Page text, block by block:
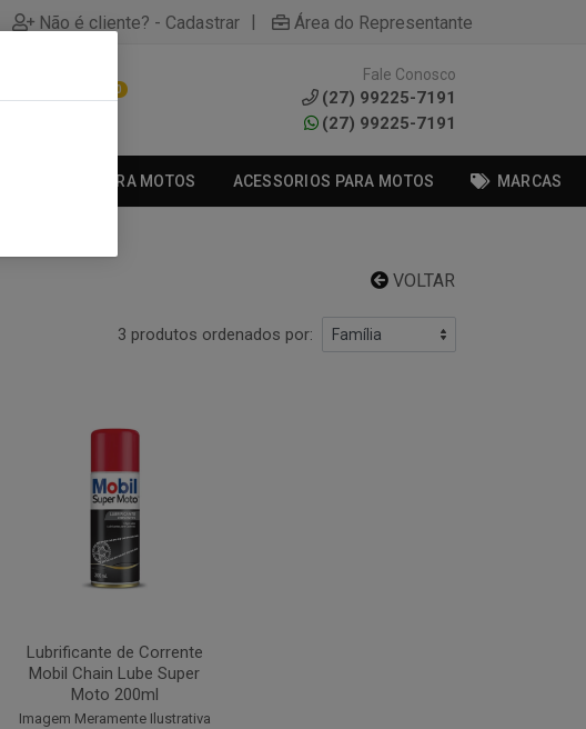
Não é cliente? - Cadastrar | Área do Representante
0
Fale Conosco
(27) 99225-7191
(27) 99225-7191
PECAS PARA MOTOS ACESSORIOS PARA MOTOS MARCAS
VOLTAR
3 produtos ordenados por:
Lubrificante de Corrente
Mobil Chain Lube Super
Moto 200ml
Imagem Meramente Ilustrativa